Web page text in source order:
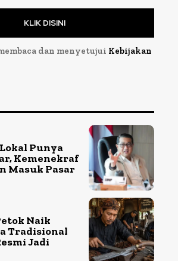
KLIK DISINI
dan menyetujui Kebijakan
Punya
Kemenekraf
Masuk Pasar
Naik
Tradisional
Jadi